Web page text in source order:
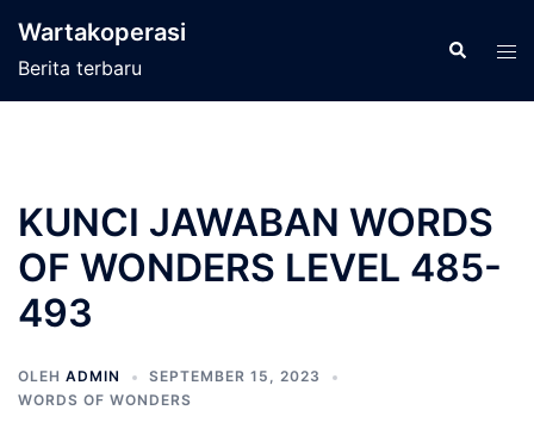
Wartakoperasi
Berita terbaru
Cari
KUNCI JAWABAN WORDS
OF WONDERS LEVEL 485-
493
OLEH ADMIN
SEPTEMBER 15, 2023
WORDS OF WONDERS